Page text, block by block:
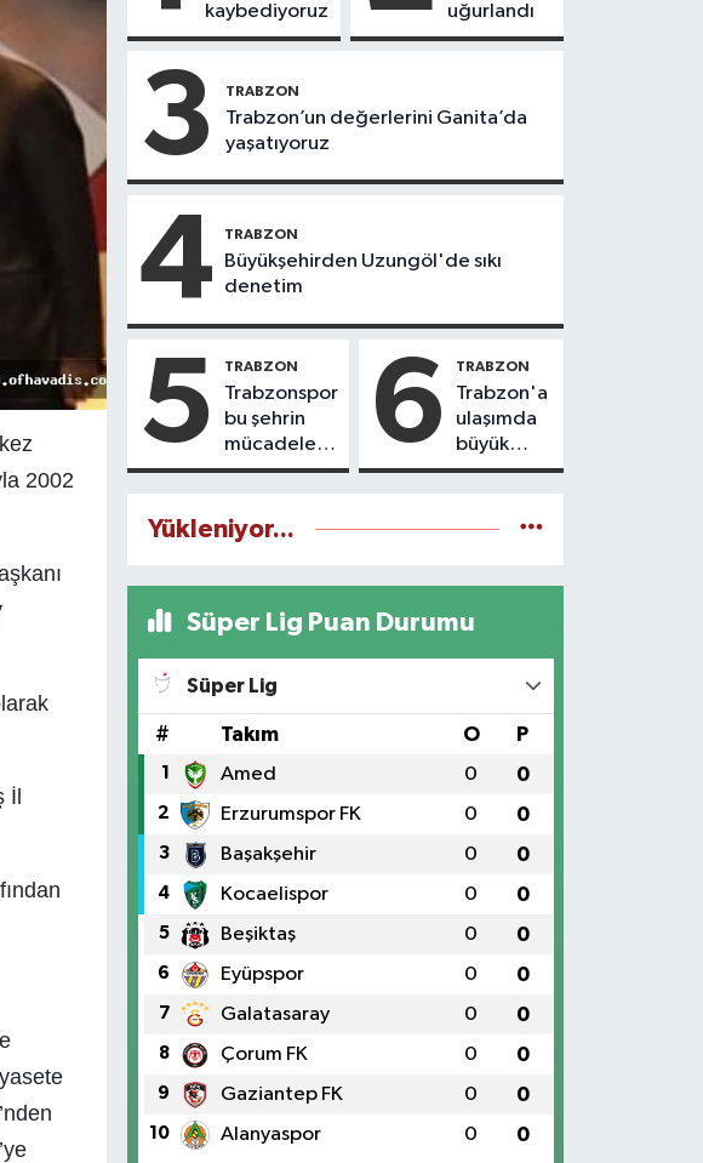
2002
İl
kaybediyoruz
uğurlandı
3 TRABZON
Trabzon’un değerlerini Ganita’da
yaşatıyoruz
4 TRABZON
Büyükşehirden Uzungöl'de sıkı
denetim
5 TRABZON
Trabzonspor
bu şehrin
mücadele
ruhudur
6 TRABZON
Trabzon'a
ulaşımda
büyük
yatırımlar
Yükleniyor...
Süper Lig Puan Durumu
Süper Lig
# Takım O P
1 Amed 0 0
2 Erzurumspor FK 0 0
3 Başakşehir 0 0
4 Kocaelispor 0 0
5 Beşiktaş 0 0
6 Eyüpspor 0 0
7 Galatasaray 0 0
8 Çorum FK 0 0
9 Gaziantep FK 0 0
10 Alanyaspor 0 0